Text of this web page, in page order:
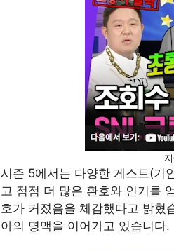
시즌 5에서는 다양한 게스트(기
고 점점 더 많은 환호와 인기를
호가 커졌음을 체감했다고 밝혔
아의 명맥을 이어가고 있습니다.